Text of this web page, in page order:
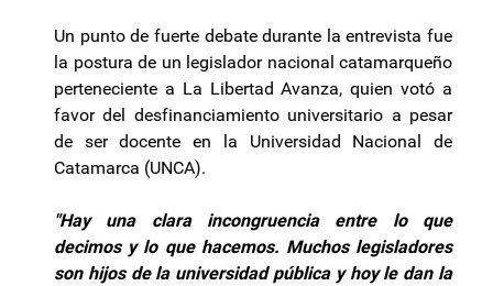
Un punto de fuerte debate durante la entrevista fue
la postura de un legislador nacional catamarqueño
perteneciente a La Libertad Avanza, quien votó a
favor del desfinanciamiento universitario a pesar
de ser docente en la Universidad Nacional de
Catamarca (UNCA).
"Hay una clara incongruencia entre lo que
decimos y lo que hacemos. Muchos legisladores
son hijos de la universidad pública y hoy le dan la